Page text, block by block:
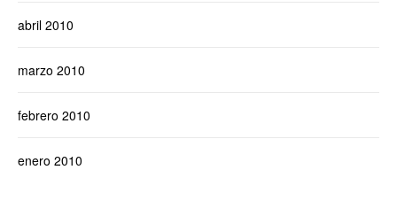
abril 2010
marzo 2010
febrero 2010
enero 2010